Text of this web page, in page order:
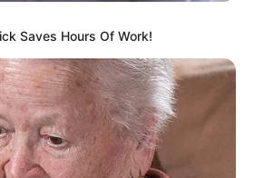
Saves Hours Of Work!